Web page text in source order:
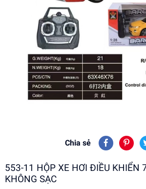
Chia sẻ
553-11 HỘP XE HƠI ĐIỀU KHIỂN
KHÔNG SẠC